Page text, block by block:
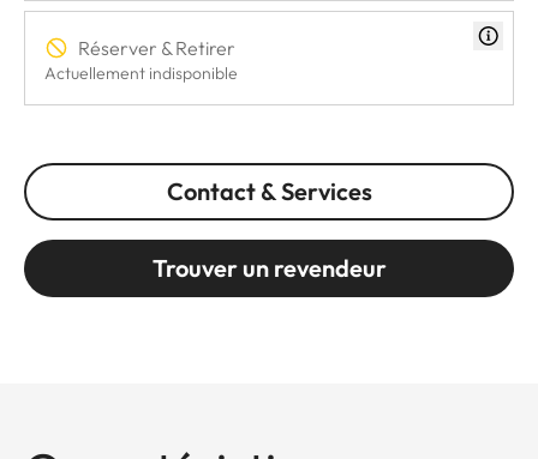
Réserver & Retirer
Actuellement indisponible
Contact & Services
Trouver un revendeur